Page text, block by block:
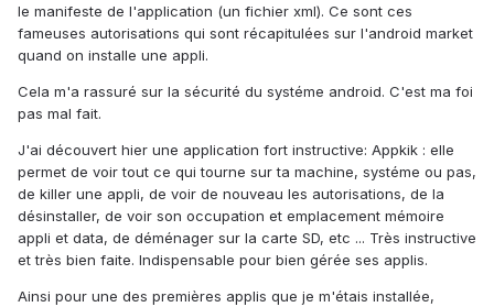
le manifeste de l'application (un fichier xml). Ce sont ces
fameuses autorisations qui sont récapitulées sur l'android market
quand on installe une appli.
Cela m'a rassuré sur la sécurité du systéme android. C'est ma foi
pas mal fait.
J'ai découvert hier une application fort instructive: Appkik : elle
permet de voir tout ce qui tourne sur ta machine, systéme ou pas,
de killer une appli, de voir de nouveau les autorisations, de la
désinstaller, de voir son occupation et emplacement mémoire
appli et data, de déménager sur la carte SD, etc ... Très instructive
et très bien faite. Indispensable pour bien gérée ses applis.
Ainsi pour une des premières applis que je m'étais installée,